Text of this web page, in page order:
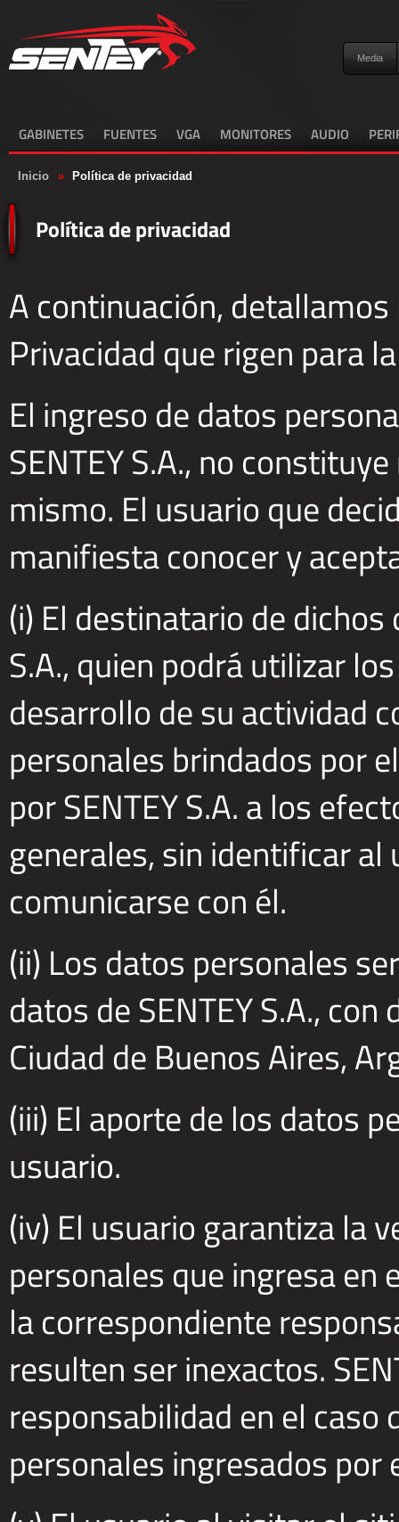
Media
GABINETES FUENTES VGA MONITORES AUDIO
Inicio » Política de privacidad
Política de privacidad
A continuación,
Privacidad que rigen para
El ingreso de datos
SENTEY S.A., no
mismo. El usuario que
manifiesta conocer y
(i) El destinatario de
S.A., quien podrá utilizar
desarrollo de su actividad
personales brindados por
por SENTEY S.A. a los
generales, sin identificar
comunicarse con él.
(ii) Los datos personales
datos de SENTEY S.A.,
Ciudad de Buenos Aires,
(iii) El aporte de los datos
usuario.
(iv) El usuario garantiza la
personales que ingresa en
la correspondiente
resulten ser inexactos.
responsabilidad en el
personales ingresados por